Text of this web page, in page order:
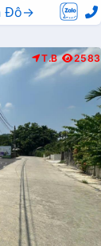
Đô→
T.B 2583